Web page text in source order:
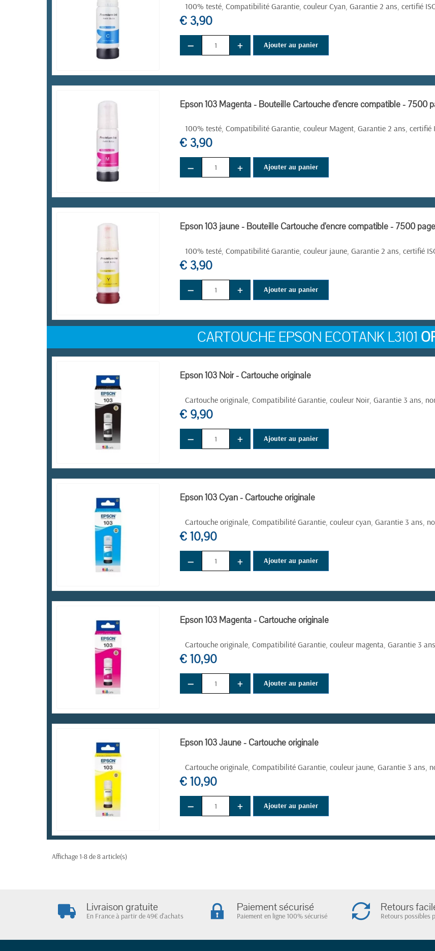
100% testé, Compatibilité Garantie, couleur Cyan, Garantie 2 ans, certifié
€ 3,90
− + Ajouter au panier
Epson 103 Magenta - Bouteille Cartouche d'encre compatible - 7500
100% testé, Compatibilité Garantie, couleur Magent, Garantie 2 ans, certifié
€ 3,90
− + Ajouter au panier
Epson 103 jaune - Bouteille Cartouche d'encre compatible - 7500
100% testé, Compatibilité Garantie, couleur jaune, Garantie 2 ans, certifié
€ 3,90
− + Ajouter au panier
CARTOUCHE EPSON ECOTANK L3101
Epson 103 Noir - Cartouche originale
Cartouche originale, Compatibilité Garantie, couleur Noir, Garantie 3 ans,
€ 9,90
− + Ajouter au panier
Epson 103 Cyan - Cartouche originale
Cartouche originale, Compatibilité Garantie, couleur cyan, Garantie 3 ans,
€ 10,90
− + Ajouter au panier
Epson 103 Magenta - Cartouche originale
Cartouche originale, Compatibilité Garantie, couleur magenta, Garantie 3
€ 10,90
− + Ajouter au panier
EN STOCK
Epson 103 Jaune - Cartouche originale
Cartouche originale, Compatibilité Garantie, couleur jaune, Garantie 3 ans,
€ 10,90
− + Ajouter au panier
Affichage 1-8 de 8 article(s)
Livraison gratuite
En France à partir de 49€ d'achats
Paiement sécurisé
Paiement en ligne 100% sécurisé
Retours
Retours possibles